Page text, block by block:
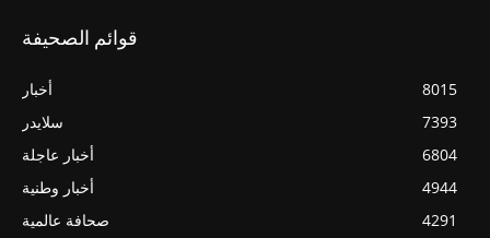
قوائم الصحيفة
أخبار
8015
سلايدر
7393
أخبار عاجلة
6804
أخبار وطنية
4944
صحافة عالمية
4291